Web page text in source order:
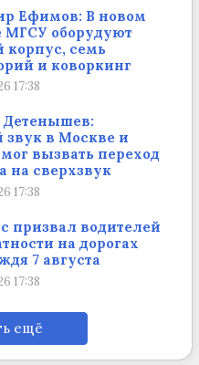
Ефимов: В новом
МГСУ оборудуют
корпус, семь
и коворкинг
17:38
Детенышев:
звук в Москве и
вызвать переход
на сверхзвук
17:38
призвал водителей
на дорогах
7 августа
17:38
ещё